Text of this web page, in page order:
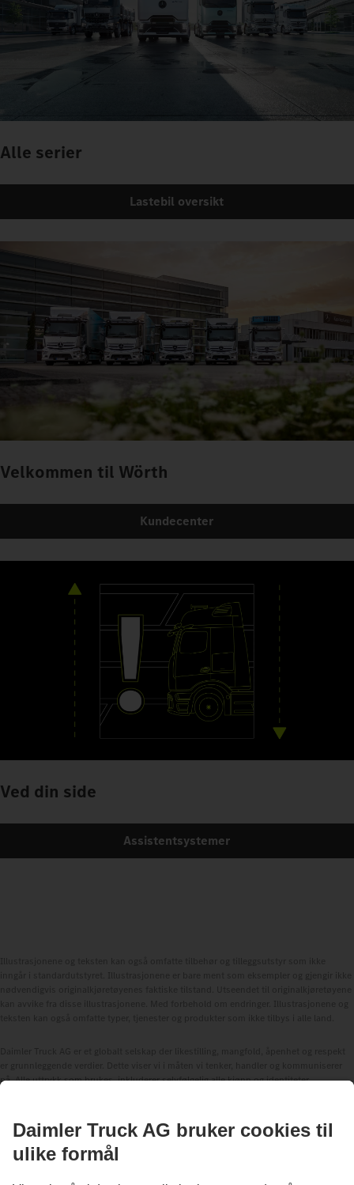
Alle serier
Lastebil oversikt
Velkommen til Wörth
Kundecenter
Ved din side
Assistentsystemer
på. Alle uttrykk som brukes, inkluderer selvfølgelig alle kjønn og identiteter.